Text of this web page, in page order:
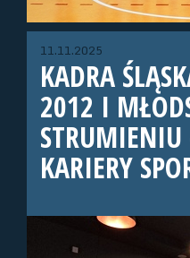
11.11.2025
KADRA
2012 I
STRUMIENIU
KARIERY